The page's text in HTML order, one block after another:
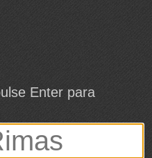
Enter para